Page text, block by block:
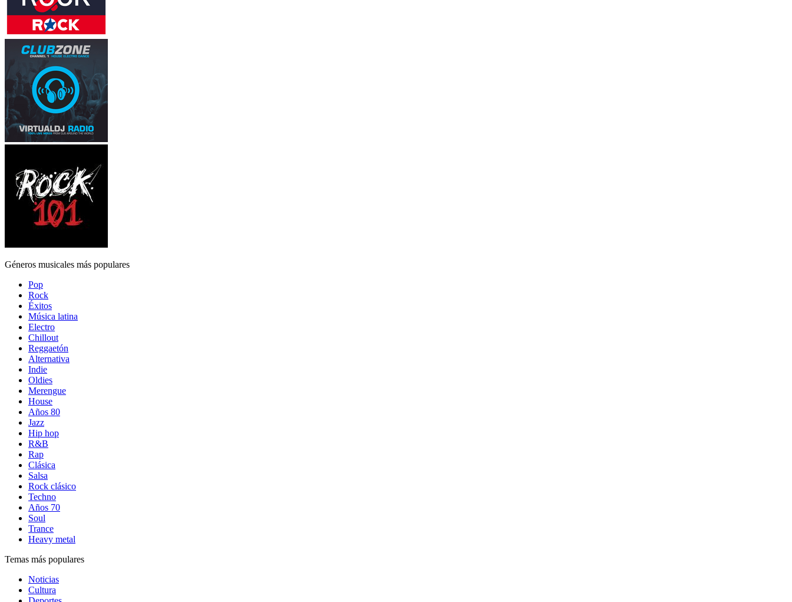
Géneros musicales más populares
Pop
Rock
Éxitos
Música latina
Electro
Chillout
Reggaetón
Alternativa
Indie
Oldies
Merengue
House
Años 80
Jazz
Hip hop
R&B
Rap
Clásica
Salsa
Rock clásico
Techno
Años 70
Soul
Trance
Heavy metal
Temas más populares
Noticias
Cultura